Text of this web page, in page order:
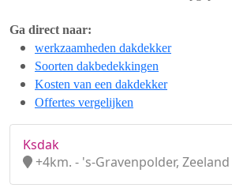
Ga direct naar:
werkzaamheden dakdekker
Soorten dakbedekkingen
Kosten van een dakdekker
Offertes vergelijken
Ksdak
+4km. - 's-Gravenpolder, Zeeland